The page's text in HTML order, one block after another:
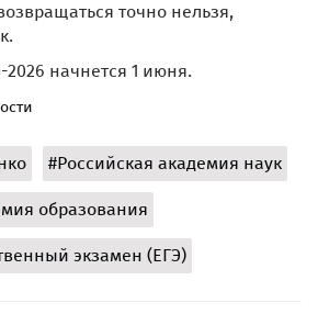
точно нельзя,
начнется 1 июня.
#Российская академия наук
образования
экзамен (ЕГЭ)